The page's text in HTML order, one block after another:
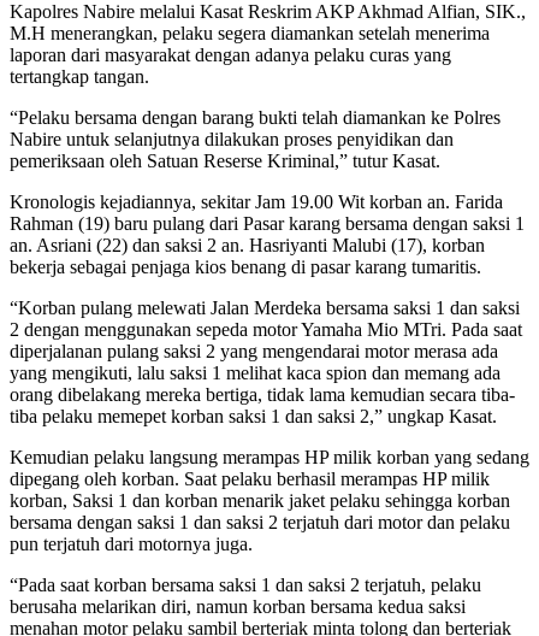
Kapolres Nabire melalui Kasat Reskrim AKP Akhmad Alfian, SIK.,
M.H menerangkan, pelaku segera diamankan setelah menerima
laporan dari masyarakat dengan adanya pelaku curas yang
tertangkap tangan.
“Pelaku bersama dengan barang bukti telah diamankan ke Polres
Nabire untuk selanjutnya dilakukan proses penyidikan dan
pemeriksaan oleh Satuan Reserse Kriminal,” tutur Kasat.
Kronologis kejadiannya, sekitar Jam 19.00 Wit korban an. Farida
Rahman (19) baru pulang dari Pasar karang bersama dengan saksi 1
an. Asriani (22) dan saksi 2 an. Hasriyanti Malubi (17), korban
bekerja sebagai penjaga kios benang di pasar karang tumaritis.
“Korban pulang melewati Jalan Merdeka bersama saksi 1 dan saksi
2 dengan menggunakan sepeda motor Yamaha Mio MTri. Pada saat
diperjalanan pulang saksi 2 yang mengendarai motor merasa ada
yang mengikuti, lalu saksi 1 melihat kaca spion dan memang ada
orang dibelakang mereka bertiga, tidak lama kemudian secara tiba-
tiba pelaku memepet korban saksi 1 dan saksi 2,” ungkap Kasat.
Kemudian pelaku langsung merampas HP milik korban yang sedang
dipegang oleh korban. Saat pelaku berhasil merampas HP milik
korban, Saksi 1 dan korban menarik jaket pelaku sehingga korban
bersama dengan saksi 1 dan saksi 2 terjatuh dari motor dan pelaku
pun terjatuh dari motornya juga.
“Pada saat korban bersama saksi 1 dan saksi 2 terjatuh, pelaku
berusaha melarikan diri, namun korban bersama kedua saksi
menahan motor pelaku sambil berteriak minta tolong dan berteriak